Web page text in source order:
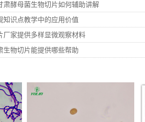
肃酵母菌生物切片如何辅助讲解
知识点教学中的应用价值
厂家提供多样显微观察材料
生物切片能提供哪些帮助